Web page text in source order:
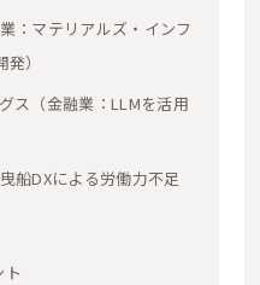
：マテリアルズ・インフ
）
ス（金融業：LLMを活用
船DXによる労働力不足